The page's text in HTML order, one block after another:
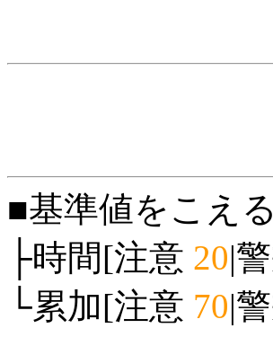
■基準値をこえ
├時間[注意 20|
└累加[注意 70|